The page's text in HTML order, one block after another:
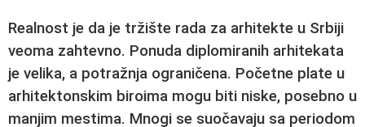
Realnost je da je tržište rada za arhitekte u Srbiji
veoma zahtevno. Ponuda diplomiranih arhitekata
je velika, a potražnja ograničena. Početne plate u
arhitektonskim biroima mogu biti niske, posebno u
manjim mestima. Mnogi se suočavaju sa periodom